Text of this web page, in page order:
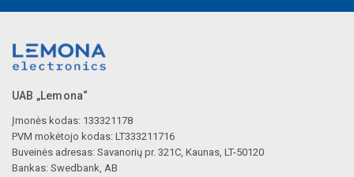
UAB „Lemona“
Įmonės kodas: 133321178
PVM mokėtojo kodas: LT333211716
Buveinės adresas: Savanorių pr. 321C, Kaunas, LT-50120
Bankas: Swedbank, AB